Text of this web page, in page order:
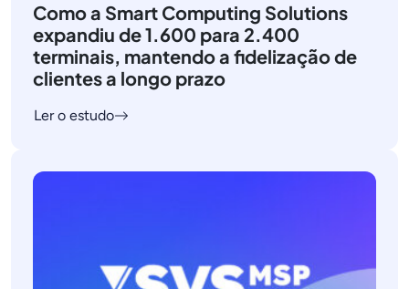
Como a Smart Computing Solutions
expandiu de 1.600 para 2.400
terminais, mantendo a fidelização de
clientes a longo prazo
Ler o estudo